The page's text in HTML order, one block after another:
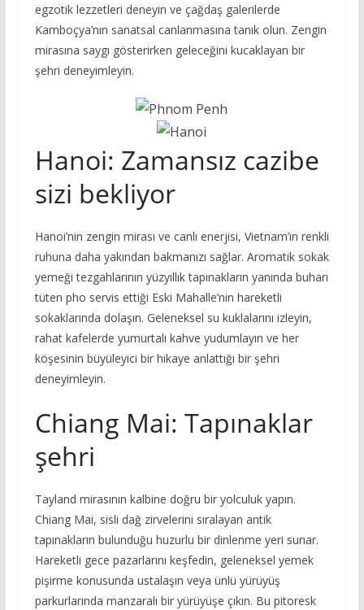
egzotik lezzetleri deneyin ve çağdaş galerilerde
Kamboçya’nın sanatsal canlanmasına tanık olun. Zengin
mirasına saygı gösterirken geleceğini kucaklayan bir
şehri deneyimleyin.
Hanoi: Zamansız cazibe
sizi bekliyor
Hanoi’nin zengin mirası ve canlı enerjisi, Vietnam’ın renkli
ruhuna daha yakından bakmanızı sağlar. Aromatik sokak
yemeği tezgahlarının yüzyıllık tapınakların yanında buharı
tüten pho servis ettiği Eski Mahalle’nin hareketli
sokaklarında dolaşın. Geleneksel su kuklalarını izleyin,
rahat kafelerde yumurtalı kahve yudumlayın ve her
köşesinin büyüleyici bir hikaye anlattığı bir şehri
deneyimleyin.
Chiang Mai: Tapınaklar
şehri
Tayland mirasının kalbine doğru bir yolculuk yapın.
Chiang Mai, sisli dağ zirvelerini sıralayan antik
tapınakların bulunduğu huzurlu bir dinlenme yeri sunar.
Hareketli gece pazarlarını keşfedin, geleneksel yemek
pişirme konusunda ustalaşın veya ünlü yürüyüş
parkurlarında manzaralı bir yürüyüşe çıkın. Bu pitoresk